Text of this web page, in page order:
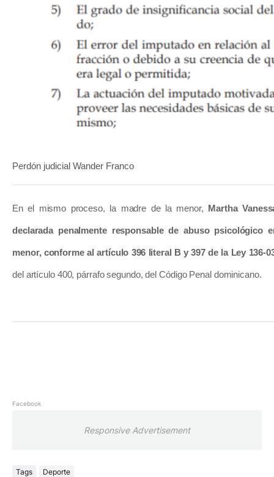
Perdón judicial Wander Franco
En el mismo proceso, la madre de la menor, Martha
declarada penalmente responsable de abuso psicológico
menor, conforme al artículo 396 literal B y 397 de la Ley 136-
del artículo 400, párrafo segundo, del Código Penal dominicano.
Facebook
Responsive Advertisement
Tags Deporte